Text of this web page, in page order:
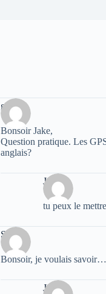
giloun
Bonsoir Jake,
Question pratique. Les
anglais?
Jake
tu peux le
Shay
Bonsoir, je voulais savoir…
Jake